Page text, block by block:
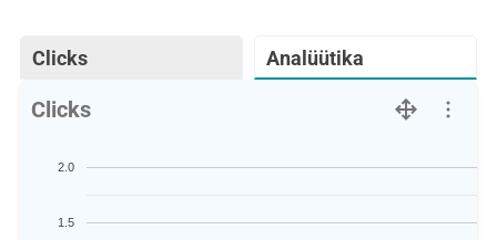
Clicks Analüütika
Clicks
1.5
2.0